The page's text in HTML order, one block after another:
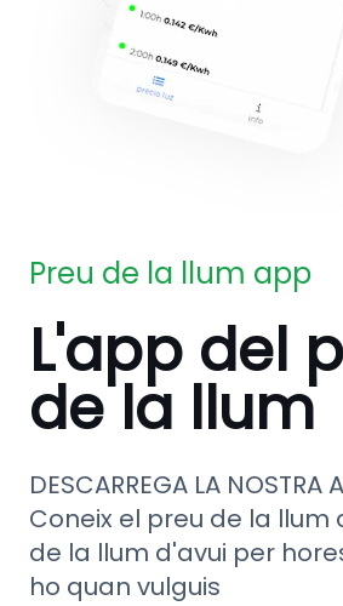
Preu de la llum app
L'app del
de la llum
DESCARREGA LA NOSTRA
Coneix el preu de la llum
de la llum d'avui per
ho quan vulguis